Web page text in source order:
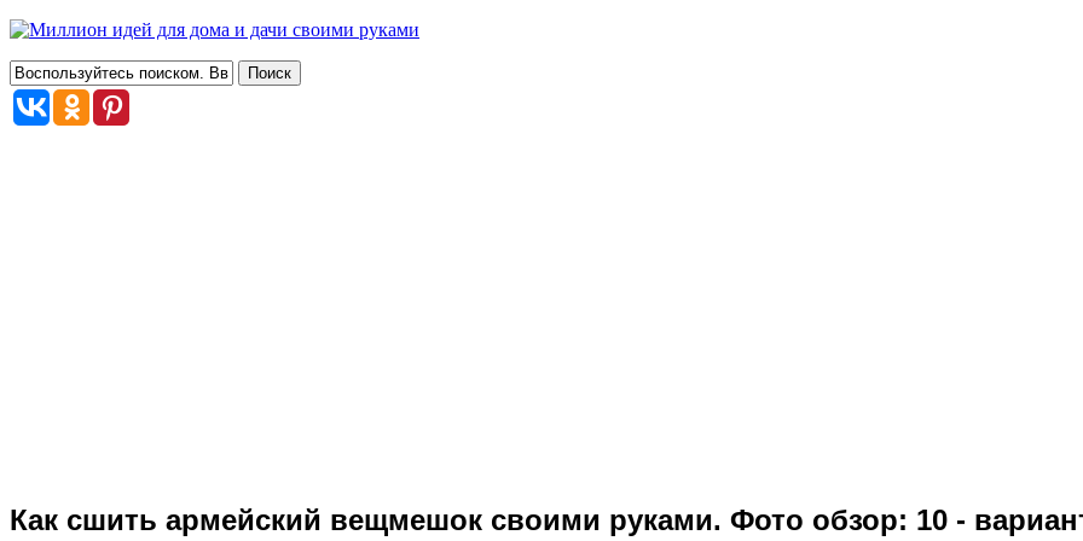
Как сшить армейский вещмешок своими руками. Фото обзор: 10 -